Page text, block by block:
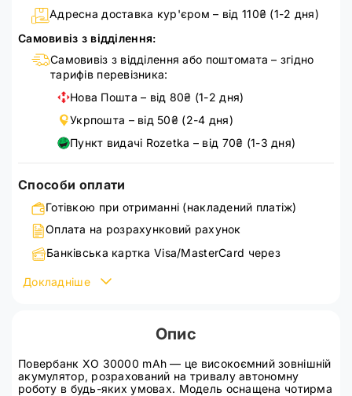
Адресна доставка кур'єром – від 110₴ (1-2 дня)
Самовивіз з відділення:
Самовивіз з відділення або поштомата – згідно
тарифів перевізника:
Нова Пошта – від 80₴ (1-2 дня)
Укрпошта – від 50₴ (2-4 дня)
Пункт видачі Rozetka – від 70₴ (1-3 дня)
Способи оплати
Готівкою при отриманні (накладений платіж)
Оплата на розрахунковий рахунок
Банківська картка Visa/MasterCard через
Детальніше ознайомитися зі способами оплати можна
Докладніше
Опис
Повербанк XO 30000 mAh — це високоємний зовнішній
акумулятор, розрахований на тривалу автономну
роботу в будь-яких умовах. Модель оснащена чотирма